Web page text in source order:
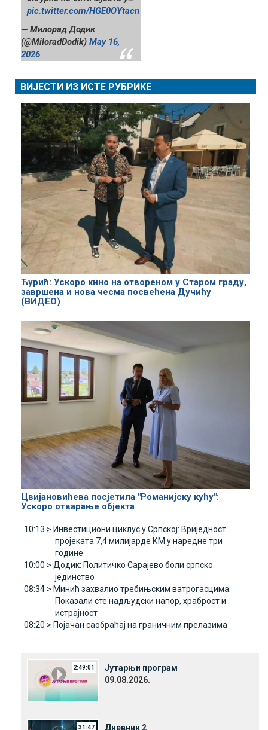
pic.twitter.com/HGE0OYtacn
— Милорад Додик
(@MiloradDodik) May 16,
2026
ВИЈЕСТИ ИЗ ИСТЕ РУБРИКЕ
Ћурић: Ускоро кино на отвореном у Старом граду,
завршена и нова чесма посвећена Дучићу
(ВИДЕО)
Цвијановићева посјетила "Романијску кућу":
Ускоро отварање објекта
10:13 > Инвестициони циклус у Српској: Вриједност
пројеката 7,4 милијарде КМ у наредне три
године
10:00 > Додик: Политичко Сарајево боли српско
јединство
08:34 > Минић захвалио требињским ватрогасцима:
Показали сте надљудски напор, храброст и
истрајност
08:20 > Појачан саобраћај на граничним прелазима
2:49:01
Јутарњи програм
09.08.2026.
31:47 Дневник 2